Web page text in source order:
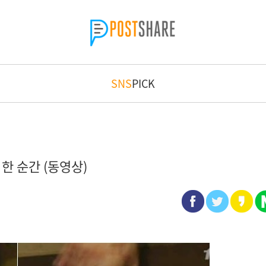
SNSPICK
순간 (동영상)